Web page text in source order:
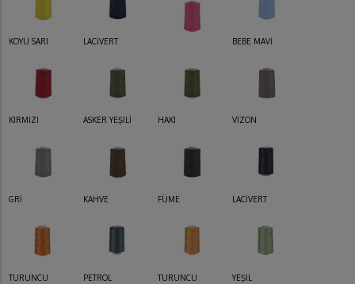
KOYU SARI LACİVERT BEBE MAVİ
KIRMIZI ASKER YEŞİLİ HAKİ VİZON
GRİ KAHVE FÜME LACİVERT
TURUNCU PETROL TURUNCU YEŞİL